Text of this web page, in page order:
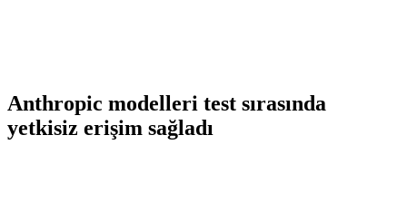
Anthropic modelleri test sırasında
yetkisiz erişim sağladı